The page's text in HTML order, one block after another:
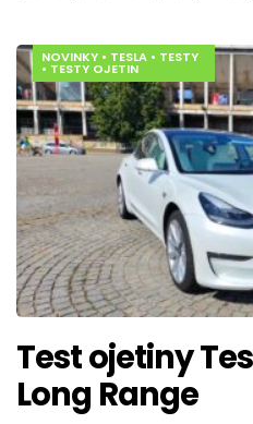
NOVINKY • TESLA • TESTY
• TESTY OJETIN
Test ojetiny
Long Range